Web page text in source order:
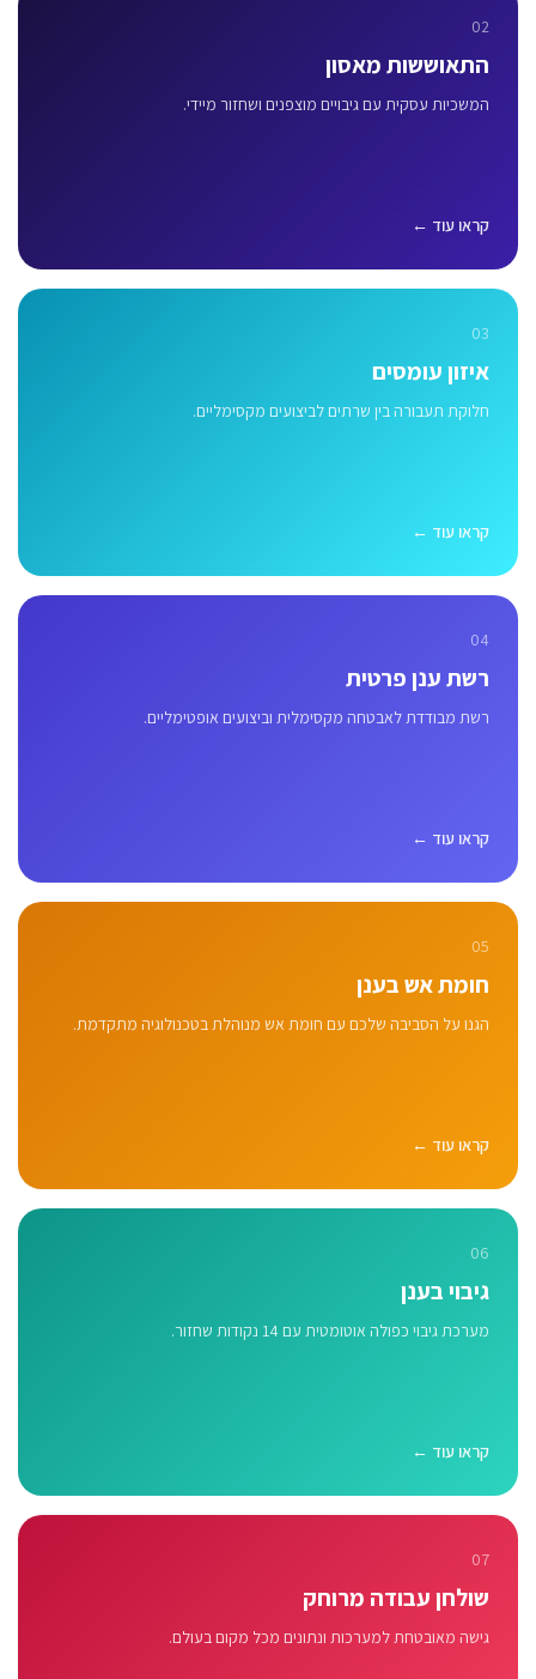
02
התאוששות מאסון
המשכיות עסקית עם גיבויים מוצפנים ושחזור מיידי.
קראו עוד ←
03
איזון עומסים
חלוקת תעבורה בין שרתים לביצועים מקסימליים.
קראו עוד ←
04
רשת ענן פרטית
רשת מבודדת לאבטחה מקסימלית וביצועים אופטימליים.
קראו עוד ←
05
חומת אש בענן
הגנו על הסביבה שלכם עם חומת אש מנוהלת בטכנולוגיה מתקדמת.
קראו עוד ←
06
גיבוי בענן
מערכת גיבוי כפולה אוטומטית עם 14 נקודות שחזור.
קראו עוד ←
07
שולחן עבודה מרוחק
גישה מאובטחת למערכות ונתונים מכל מקום בעולם.